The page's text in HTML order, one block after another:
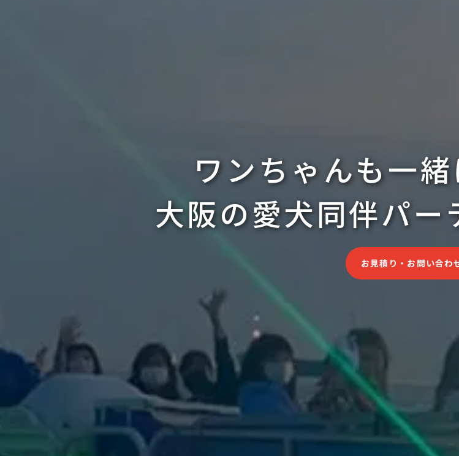
ワンちゃんも一
大阪の愛犬同伴パー
お見積り・お問い合わ